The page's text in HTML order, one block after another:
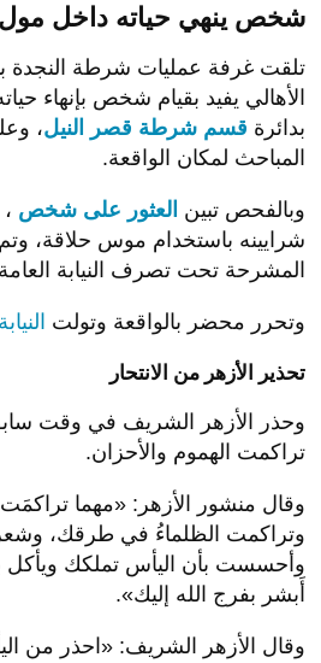
شخص ينهي حياته داخل مول
تلقت غرفة عمليات شرطة النجدة
الأهالي يفيد بقيام شخص بإنهاء
بدائرة قسم شرطة قصر النيل،
المباحث لمكان الواقعة.
وبالفحص تبين العثور على شخص
شرايينه باستخدام موس حلاقة،
المشرحة تحت تصرف النيابة
وتحرر محضر بالواقعة وتولت
تحذير الأزهر من الانتحار
وحذر الأزهر الشريف في وقت
تراكمت الهموم والأحزان.
وقال منشور الأزهر: «مهما
وتراكمت الظلماءُ في طرقك،
وأحسست بأن اليأس تملكك ويأكل
أَبشر بفرج الله إليك».
وقال الأزهر الشريف: «احذر من